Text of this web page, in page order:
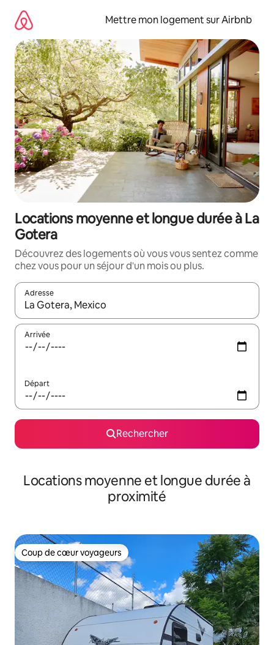
directement
contenu
Mettre mon logement sur Airbnb
Locations moyenne et longue durée à La
Gotera
Découvrez des logements où vous vous sentez comme
chez vous pour un séjour d'un mois ou plus.
Adresse
Lorsque les résultats s'affichent, utilisez les flèches vers le
Arrivée
Départ
Rechercher
Locations moyenne et longue durée à
proximité
Coup de cœur voyageurs
Coup de cœur voyageurs